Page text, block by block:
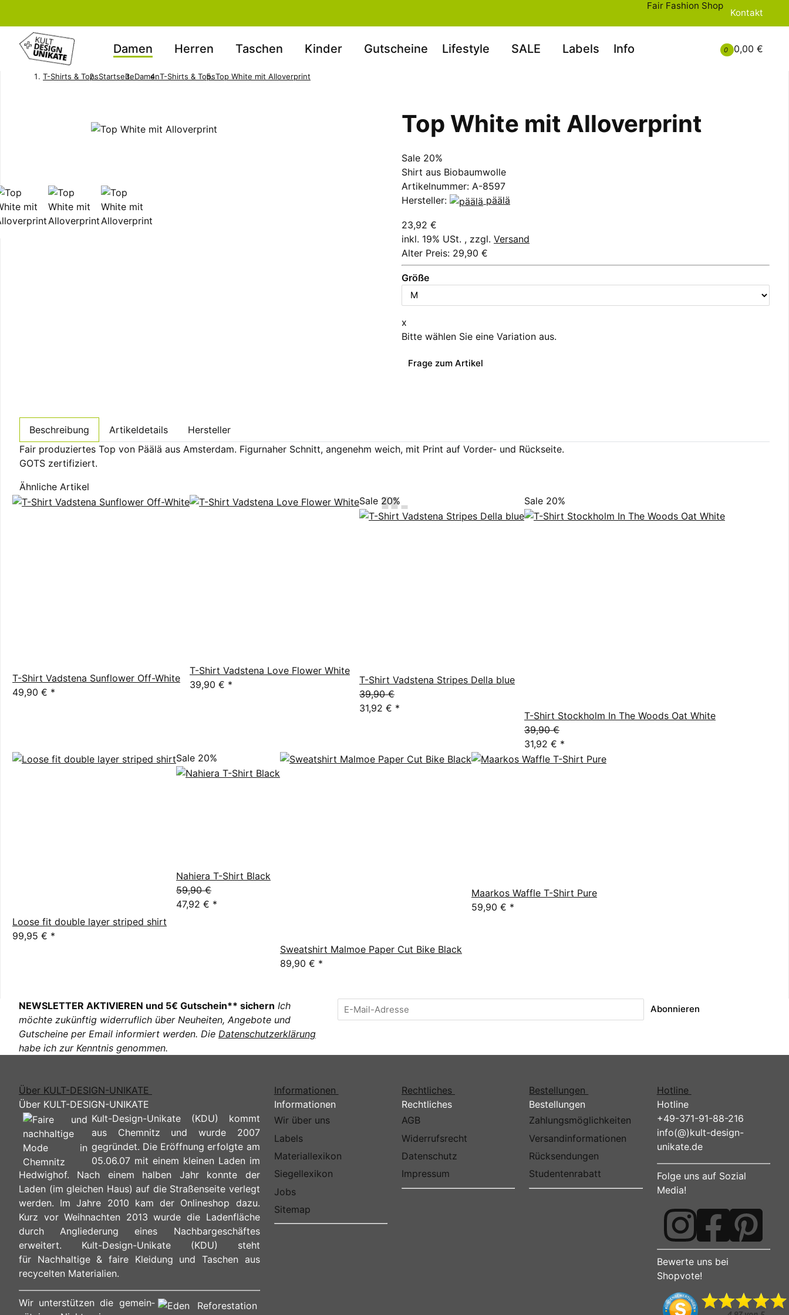
Kontakt
Fair Fashion Shop
0 0,00 €
Damen Herren Taschen Kinder Gutscheine Lifestyle SALE Labels Info
T-Shirts & TopsStartseiteDamenT-Shirts & TopsTop White mit Alloverprint
Top White mit Alloverprint
Sale 20%
Shirt aus Biobaumwolle
Artikelnummer: A-8597
Hersteller:
päälä
23,92 €
inkl. 19% USt. , zzgl. Versand
Alter Preis: 29,90 €
Größe
x
Bitte wählen Sie eine Variation aus.
Frage zum Artikel
Beschreibung Artikeldetails
Hersteller
Fair produziertes Top von Päälä aus Amsterdam. Figurnaher Schnitt, angenehm weich, mit Print auf Vorder- und Rückseite.
GOTS zertifiziert.
Ähnliche Artikel
T-Shirt Vadstena Sunflower Off-White
49,90 € *
T-Shirt Vadstena Love Flower White
39,90 € *
Sale 20%
T-Shirt Vadstena Stripes Della blue
39,90 €
31,92 € *
Sale 20%
T-Shirt Stockholm In The Woods Oat White
39,90 €
31,92 € *
Loose fit double layer striped shirt
99,95 € *
Sale 20%
Nahiera T-Shirt Black
59,90 €
47,92 € *
Sweatshirt Malmoe Paper Cut Bike Black
89,90 € *
Maarkos Waffle T-Shirt Pure
59,90 € *
NEWSLETTER AKTIVIEREN und 5€ Gutschein** sichern Ich
möchte zukünftig widerruflich über Neuheiten, Angebote und
Gutscheine per Email informiert werden. Die Datenschutzerklärung
habe ich zur Kenntnis genommen.
Abonnieren
Über KULT-DESIGN-UNIKATE
Über KULT-DESIGN-UNIKATE
Kult-Design-Unikate (KDU) kommt
aus Chemnitz und wurde 2007
gegründet. Die Eröffnung erfolgte am
05.06.07 mit einem kleinen Laden im
Hedwighof. Nach einem halben Jahr konnte der
Laden (im gleichen Haus) auf die Straßenseite verlegt
werden. Im Jahre 2010 kam der Onlineshop dazu.
Kurz vor Weihnachten 2013 wurde die Ladenfläche
durch Angliederung eines Nachbargeschäftes
erweitert. Kult-Design-Unikate (KDU) steht
für Nachhaltige & faire Kleidung und Taschen aus
recycelten Materialien.
Wir unterstützen die ge­mein­
Informationen
Informationen
Wir über uns
Labels
Materiallexikon
Siegellexikon
Jobs
Sitemap
Rechtliches
Rechtliches
AGB
Widerrufsrecht
Datenschutz
Impressum
Bestellungen
Bestellungen
Zahlungsmöglichkeiten
Versandinformationen
Rücksendungen
Studentenrabatt
Hotline
Hotline
+49-371-91-88-216
info(@)kult-design-
unikate.de
Folge uns auf Sozial
Media!
Bewerte uns bei
Shopvote!